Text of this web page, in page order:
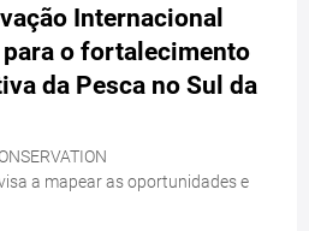
Internacional
o fortalecimento
da Pesca no Sul da
a mapear as oportunidades e